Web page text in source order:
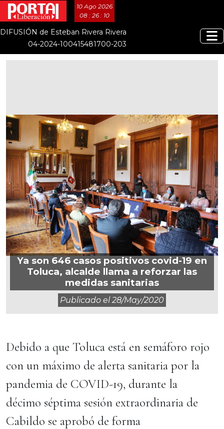
10 Ago 2026
08 : 26 : 11
DIFUSIÓN de Esteban Rivera Rivera
04-2024-100415481700-203
Ya son 646 casos positivos covid-19 en
Toluca, alcalde llama a reforzar las
medidas sanitarias
Publicado el28/may/2020
Debido a que Toluca está en semáforo rojo
con un máximo de alerta sanitaria por la
pandemia de COVID-19, durante la
décimo séptima sesión extraordinaria de
Cabildo se aprobó de forma